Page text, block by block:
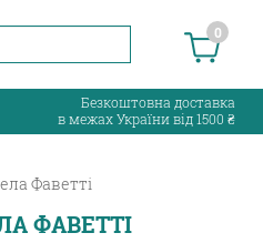
0
Безкоштовна доставка
в межах України від 1500 ₴
Фаветті
ФАВЕТТІ